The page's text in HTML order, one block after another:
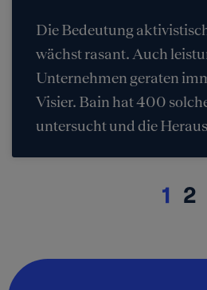
Die Bedeutung
wächst rasant. Auch
Unternehmen geraten
Visier. Bain hat 400
untersucht und die
1 2